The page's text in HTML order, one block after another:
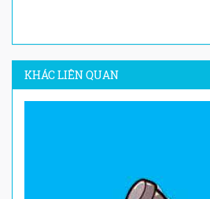
KHÁC LIÊN QUAN